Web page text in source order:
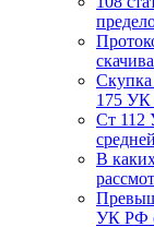
Скупка
175
Ст
В
УК РФ